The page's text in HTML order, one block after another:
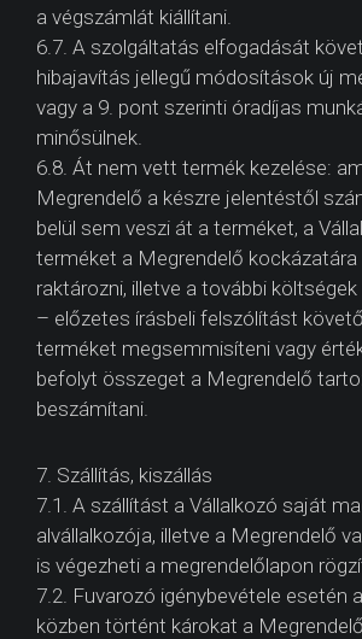
a végszámlát kiállítani.
6.7. A szolgáltatás elfogadását
hibajavítás jellegű módosítások új
vagy a 9. pont szerinti óradíjas
minősülnek.
6.8. Át nem vett termék kezelése:
Megrendelő a készre jelentéstől
belül sem veszi át a terméket, a
terméket a Megrendelő
raktározni, illetve a további
– előzetes írásbeli felszólítást
terméket megsemmisíteni vagy
befolyt összeget a Megrendelő
beszámítani.
7. Szállítás, kiszállás
7.1. A szállítást a Vállalkozó saját
alvállalkozója, illetve a Megrendelő
is végezheti a megrendelőlapon
7.2. Fuvarozó igénybevétele esetén
közben történt károkat a